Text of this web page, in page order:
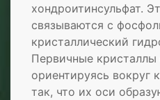
хондроитинсульфат.
связываются с
кристаллический
Первичные кристаллы
ориентируясь вокруг
так, что их оси